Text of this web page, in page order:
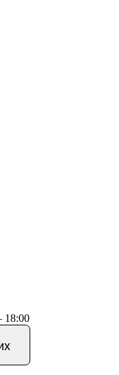
18:00